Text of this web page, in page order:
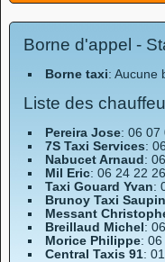
Borne d'appel -
Borne taxi: Aucune
Liste des
Pereira Jose: 06 07
7S Taxi Services:
Nabucet Arnaud:
Mil Eric: 06 24 22
Taxi Gouard Yvan:
Brunoy Taxi Saupin
Messant
Breillaud Michel:
Morice Philippe:
Central Taxis 91: